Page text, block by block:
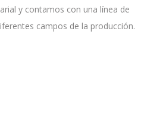
y contamos con una línea de
campos de la producción.